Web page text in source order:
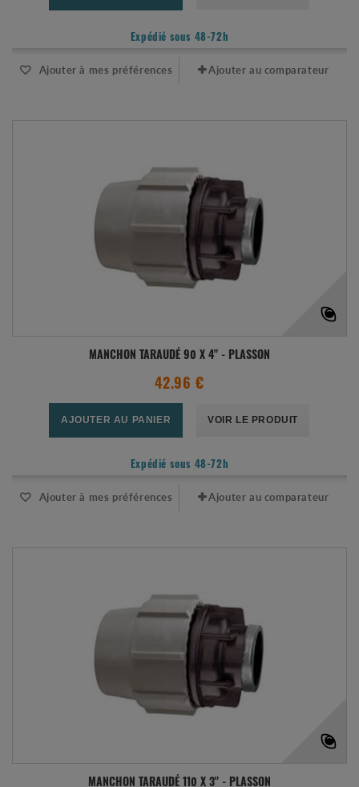
Expédié sous 48-72h
Ajouter à mes préférences Ajouter au comparateur
MANCHON TARAUDÉ 90 X 4" - PLASSON
42.96 €
AJOUTER AU PANIER VOIR LE PRODUIT
Expédié sous 48-72h
Ajouter à mes préférences Ajouter au comparateur
MANCHON TARAUDÉ 110 X 3" - PLASSON